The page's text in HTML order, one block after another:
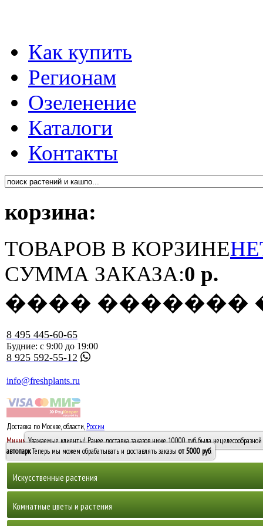
Как купить
Регионам
Озеленение
Каталоги
Контакты
корзина:
ТОВАРОВ В КОРЗИНЕ
СУММА ЗАКАЗА:0 р.
���� �������
8 495 445-60-65
Будние: с 9:00 до 19:00
8 925 592-55-12
info@freshplants.ru
Доставка по Москве, области, России
Минимальный заказ -10 0005000 руб.
Уважаемые клиенты! Ранее доставка заказов ниже 10000 руб. была
автопарк. Теперь мы можем обрабатывать и доставлять заказы от 5000 руб.
Искусственные растения
Горшечные растения, кусты и мох
Комнатные цветы и растения